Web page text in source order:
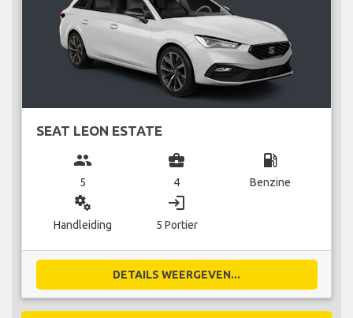
SEAT LEON ESTATE
group
5
business_center
4
local_gas_station
Benzine
miscellaneous_services
Handleiding
login
5 Portier
DETAILS WEERGEVEN...